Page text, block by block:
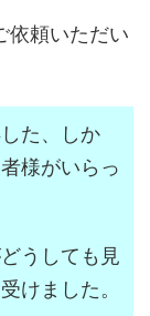
依頼いただい
た、しか
様がいらっ
うしても見
けました。